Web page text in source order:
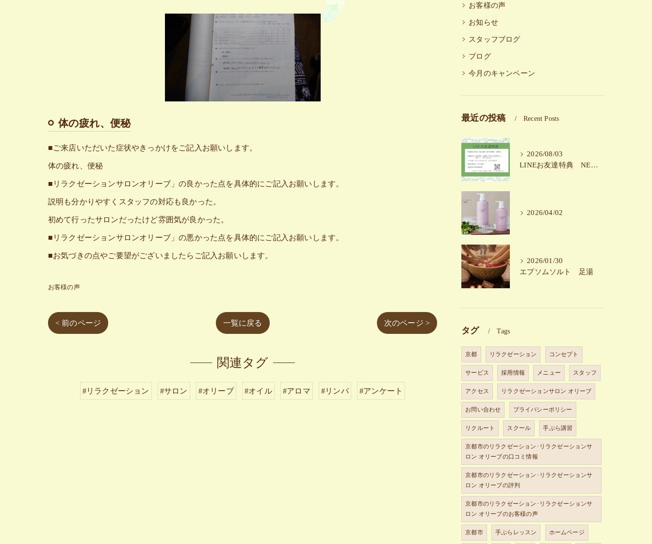
体の疲れ、便秘
■ご来店いただいた症状やきっかけをご記入お願いします。
体の疲れ、便秘
■リラクゼーションサロンオリーブ」の良かった点を具体的にご記入お願いします。
説明も分かりやすくスタッフの対応も良かった。
初めて行ったサロンだったけど雰囲気が良かった。
■リラクゼーションサロンオリーブ」の悪かった点を具体的にご記入お願いします。
■お気づきの点やご要望がございましたらご記入お願いします。
お客様の声
< 前のページ 一覧に戻る 次のページ >
関連タグ
#リラクゼーション #サロン #オリーブ #オイル #アロマ #リンパ #アンケート
お客様の声
お知らせ
スタッフブログ
ブログ
今月のキャンペーン
最近の投稿 Recent Posts
2026/08/03
LINEお友達特典 NEW!！
2026/04/02
2026/01/30
エプソムソルト 足湯
タグ Tags
京都 リラクゼーション コンセプト
サービス 採用情報 メニュー スタッフ
アクセス リラクゼーションサロン オリーブ
お問い合わせ プライバシーポリシー
リクルート スクール 手ぶら講習
京都市のリラクゼーション･リラクゼーションサ
ロン オリーブの口コミ情報
京都市のリラクゼーション･リラクゼーションサ
ロン オリーブの評判
京都市のリラクゼーション･リラクゼーションサ
ロン オリーブのお客様の声
京都市 手ぶらレッスン ホームページ